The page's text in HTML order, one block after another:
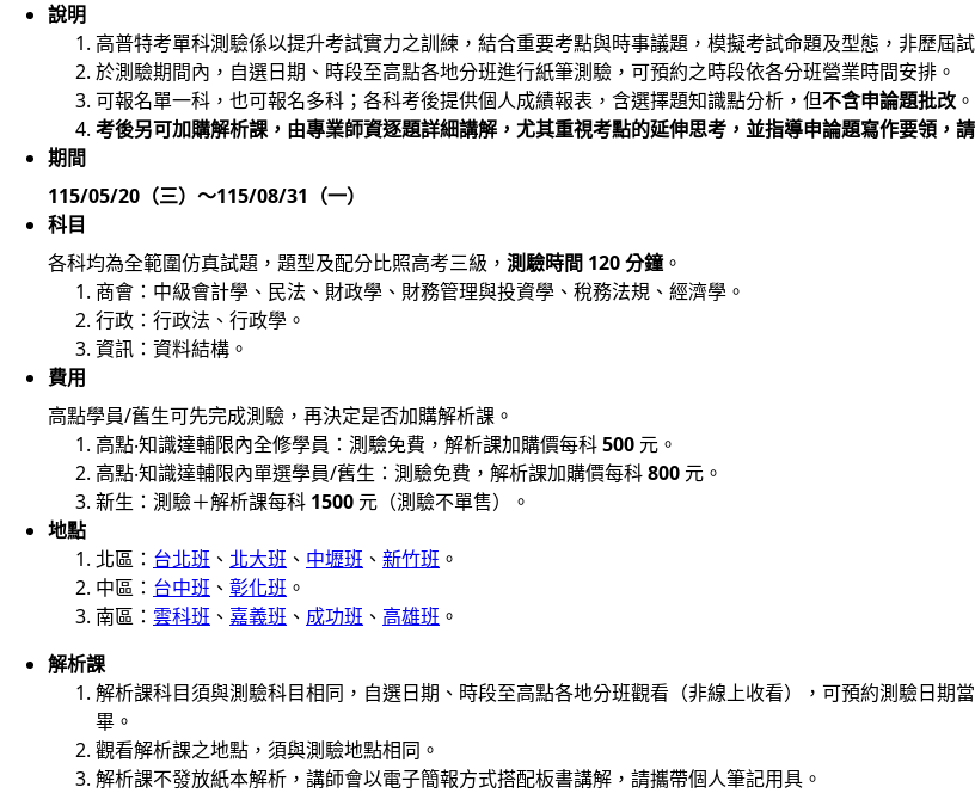
說明
高普特考單科測驗係以提升考試實力之訓練，結合重要考點與時事議題，模擬考試命題及型態，非歷屆試
於測驗期間內，自選日期、時段至高點各地分班進行紙筆測驗，可預約之時段依各分班營業時間安排。
可報名單一科，也可報名多科；各科考後提供個人成績報表，含選擇題知識點分析，但不含申論題批改 。
考後另可加購解析課，由專業師資逐題詳細講解，尤其重視考點的延伸思考，並指導申論題寫作要領，
期間
115/05/20（三）～115/08/31（一）
科目
各科均為全範圍仿真試題，題型及配分比照高考三級， 測驗時間 120 分鐘。
商會：中級會計學、民法、財政學、財務管理與投資學、稅務法規、經濟學。
行政：行政法、行政學。
資訊：資料結構。
費用
高點學員/舊生可先完成測驗，再決定是否加購解析課。
高點‧知識達輔限內全修學員：測驗免費，解析課加購價每科500 元。
高點‧知識達輔限內單選學員/舊生：測驗免費，解析課加購價每科800 元。
新生：測驗＋解析課每科 1500 元（測驗不單售）。
地點
北區： 台北班 、 北大班 、 中壢班 、 新竹班 。
中區： 台中班 、 彰化班 。
南區： 雲科班 、 嘉義班 、 成功班 、 高雄班 。
解析課
解析課科目須與測驗科目相同，自選日期、時段至高點各地分班觀看（非線上收看），可預約測驗日期
畢。
觀看解析課之地點，須與測驗地點相同。
解析課不發放紙本解析，講師會以電子簡報方式搭配板書講解，請攜帶個人筆記用具。